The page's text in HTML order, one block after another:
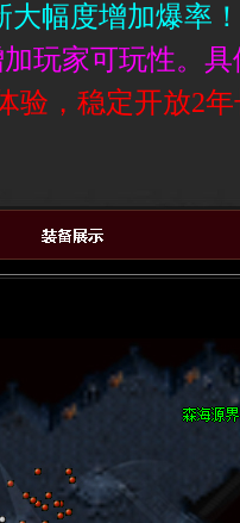
幅度增加爆率
玩家可玩性。具
验，稳定开放2